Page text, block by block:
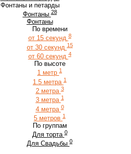
Фонтаны и петарды
Фонтаны 28
Фонтаны
По времени
от 15 секунд 8
от 30 секунд 15
от 60 секунд 4
По высоте
1 метр 1
1.5 метра 1
2 метра 3
3 метра 1
4 метра 0
5 метров 1
По группам
Для торта 0
Для Свадьбы 0